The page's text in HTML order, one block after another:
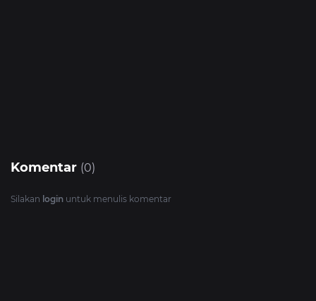
Komentar (0)
Silakan login untuk menulis komentar